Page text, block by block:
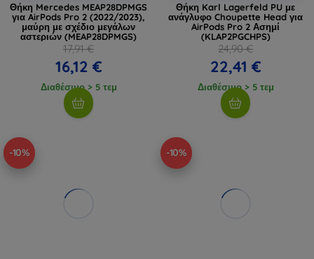
Θήκη Mercedes MEAP28DPMGS
για AirPods Pro 2 (2022/2023),
μαύρη με σχέδιο μεγάλων
αστεριών (MEAP28DPMGS)
17,91 €
16,12 €
Διαθέσιμο > 5 τεμ
Θήκη Karl Lagerfeld PU με
ανάγλυφο Choupette Head για
AirPods Pro 2 Ασημί
(KLAP2PGCHPS)
24,90 €
22,41 €
Διαθέσιμο > 5 τεμ
-10% -10%